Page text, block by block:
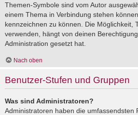
Themen-Symbole sind vom Autor
einem Thema in Verbindung stehen
kennzeichnen zu können. Die Möglichkeit,
verwenden, hängt von deinen
Administration gesetzt hat.
Nach oben
Benutzer-Stufen und Gruppen
Was sind Administratoren?
Administratoren haben die umfassendsten